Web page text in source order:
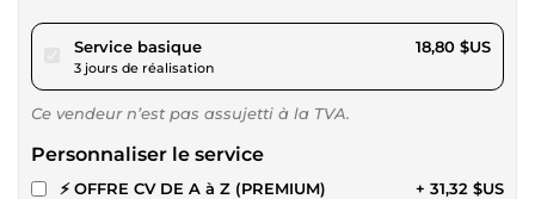
Service basiquepour 17,32 $US
3 jours de réalisation
18,80 $US
Ce vendeur n’est pas assujetti à la TVA.
Personnaliser le service
⚡ OFFRE CV DE A à Z (PREMIUM) + 31,32 $US